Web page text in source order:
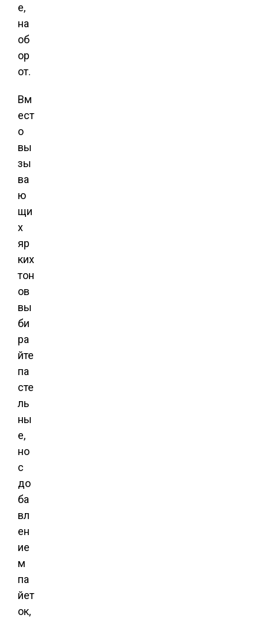
е,
на
об
ор
от.
Вм
ест
о
вы
зы
ва
ю
щи
х
яр
ких
тон
ов
вы
би
ра
йте
па
сте
ль
ны
е,
но
с
до
ба
вл
ен
ие
м
па
йет
ок,